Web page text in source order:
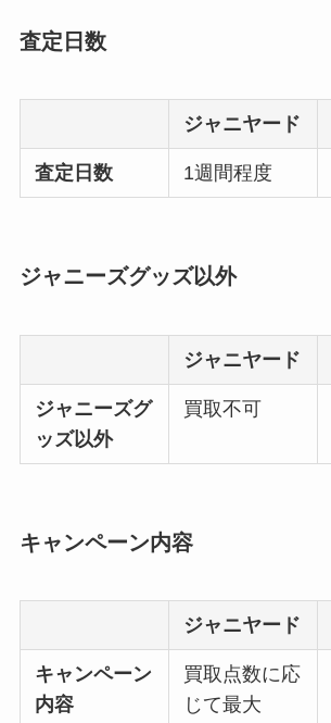
査定日数
ジャニヤード
査定日数 1週間程度
ジャニーズグッズ以外
ジャニヤード
ジャニーズグ
ッズ以外
買取不可
キャンペーン内容
ジャニヤード
キャンペーン
内容
買取点数に応
じて最大